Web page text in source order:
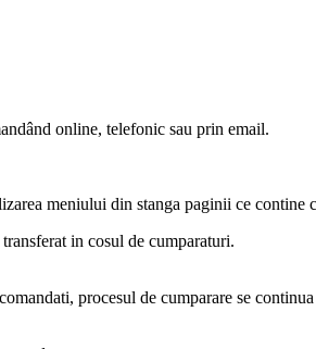
online, telefonic sau prin email.
meniului din stanga paginii ce
in cosul de cumparaturi.
procesul de cumparare se